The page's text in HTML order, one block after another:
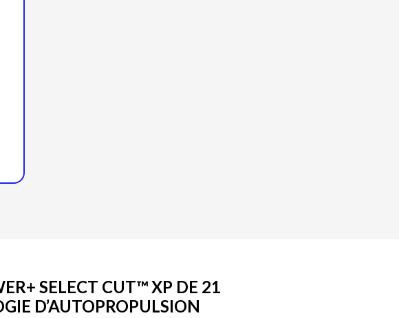
SELECT CUT™ XP DE 21
D’AUTOPROPULSION